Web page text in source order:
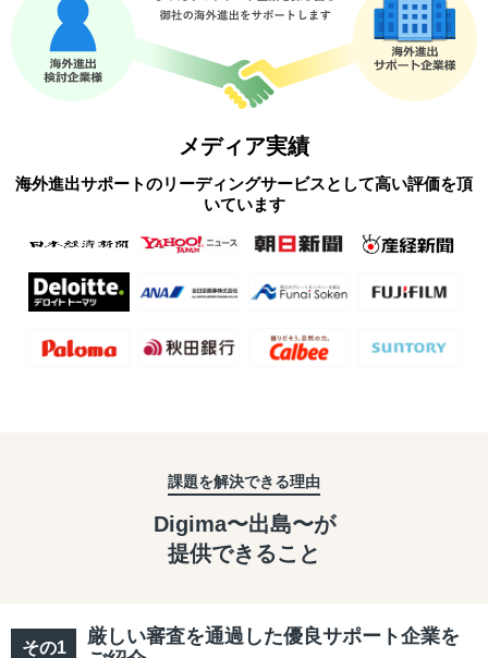
メディア実績
海外進出サポートのリーディングサービスとして高い評価を頂
いています
課題を解決できる理由
Digima〜出島〜が
提供できること
厳しい審査を通過した優良サポート企業を